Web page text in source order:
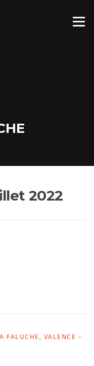
Menu
2022
FALUCHE , VALENCE –